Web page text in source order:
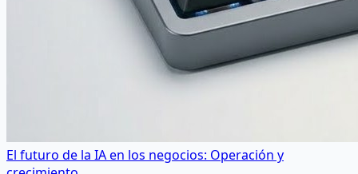
El futuro de la IA en los negocios: Operación y